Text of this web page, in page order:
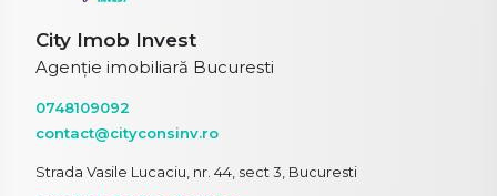
City Imob Invest
Agenție imobiliară Bucuresti
0748109092
contact@cityconsinv.ro
Strada Vasile Lucaciu, nr. 44, sect 3, Bucuresti